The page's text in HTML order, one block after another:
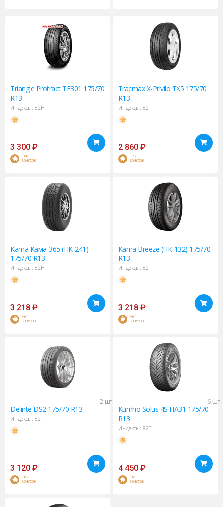
Triangle Protract TE301 175/70
R13
Индексы: 82H
3 300 ₽
+66
БОНУСОВ
TracmaxX-Privilo TX5 175/70
R13
Индексы: 82T
2 860 ₽
+57
БОНУСОВ
Kama Кама-365 (НК-241)
175/70 R13
Индексы: 82H
3 218 ₽
+64
БОНУСОВ
Kama Breeze (НК-132) 175/70
R13
Индексы: 82T
3 218 ₽
+64
БОНУСОВ
2 шт
Delinte DS2 175/70 R13
Индексы: 82T
3 120 ₽
+62
БОНУСОВ
6 шт
Kumho Solus 4S HA31 175/70
R13
Индексы: 82T
4 450 ₽
+89
БОНУСОВ